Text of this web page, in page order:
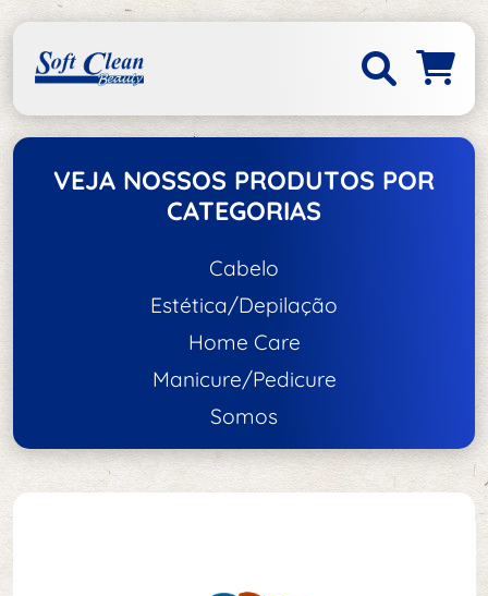
VEJA NOSSOS PRODUTOS POR
CATEGORIAS
Cabelo
Acessórios de Cabelo
Escovas e Pentes
Tratamento e Hidratação
Estética/Depilação
Acessórios de Estética/Depilação
Home Care
Acessórios
Manicure/Pedicure
Unhas
Aço Inox
Secantes
Somos